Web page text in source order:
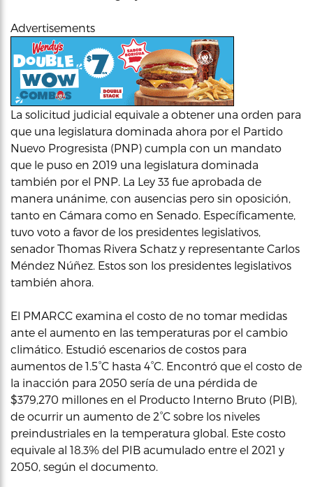
Advertisements
La solicitud judicial equivale a obtener una orden para
que una legislatura dominada ahora por el Partido
Nuevo Progresista (PNP) cumpla con un mandato
que le puso en 2019 una legislatura dominada
también por el PNP. La Ley 33 fue aprobada de
manera unánime, con ausencias pero sin oposición,
tanto en Cámara como en Senado. Específicamente,
tuvo voto a favor de los presidentes legislativos,
senador Thomas Rivera Schatz y representante Carlos
Méndez Núñez. Estos son los presidentes legislativos
también ahora.
El PMARCC examina el costo de no tomar medidas
ante el aumento en las temperaturas por el cambio
climático. Estudió escenarios de costos para
aumentos de 1.5°C hasta 4°C. Encontró que el costo de
la inacción para 2050 sería de una pérdida de
$379,270 millones en el Producto Interno Bruto (PIB),
de ocurrir un aumento de 2°C sobre los niveles
preindustriales en la temperatura global. Este costo
equivale al 18.3% del PIB acumulado entre el 2021 y
2050, según el documento.